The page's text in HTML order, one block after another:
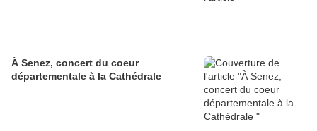
À Senez, concert du coeur
départementale à la Cathédrale